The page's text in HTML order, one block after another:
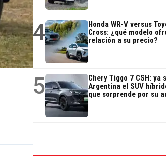
4
Honda WR-V versus
Cross: ¿qué modelo
relación a su precio?
5
Chery Tiggo 7 CSH: ya
Argentina el SUV
que sorprende por su